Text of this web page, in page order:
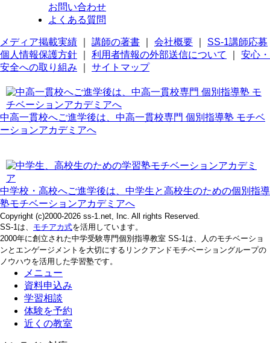
お問い合わせ
よくある質問
メディア掲載実績 講師の著書 会社概要
SS-1講師応募
個人情報保護方針
利用者情報の外部送信について
安心・
安全への取り組み
サイトマップ
中高一貫校へご進学後は、中高一貫校専門 個別指導塾 モチベ
ーションアカデミアへ
中学校・高校へご進学後は、中学生と高校生のための個別指導
塾モチベーションアカデミアへ
Copyright (c)2000-2026 ss-1.net, Inc. All rights Reserved.
SS-1は、 モチアカ式を活用しています。
2000年に創立された中学受験専門個別指導教室 SS-1は、人のモチベーショ
ンとエンゲージメントを大切にするリンクアンドモチベーショングループの
ノウハウを活用した学習塾です。
メニュー
資料申込み
学習相談
体験を予約
近くの教室